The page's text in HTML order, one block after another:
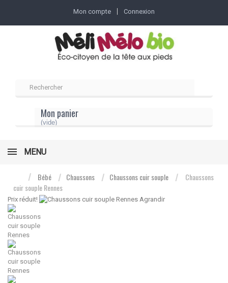
Mon compte Connexion
Mon panier
(vide)
MENU
Bébé Chaussons Chaussons cuir souple
Chaussons
cuir souple Rennes
Prix ​​réduit! Agrandir